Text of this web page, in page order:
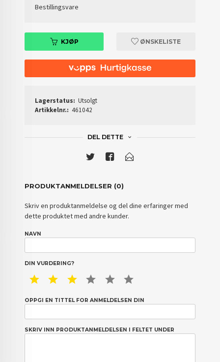
Bestillingsvare
KJØP ØNSKELISTE
Lagerstatus: Utsolgt
Artikkelnr.: 461042
DEL DETTE
PRODUKTANMELDELSER (0)
Skriv en produktanmeldelse og del dine erfaringer med
dette produktet med andre kunder.
NAVN
DIN VURDERING?
1 STAR2 STAR3 STAR4 STAR5 STAR
OPPGI EN TITTEL FOR ANMELDELSEN DIN
SKRIV INN PRODUKTANMELDELSEN I FELTET UNDER